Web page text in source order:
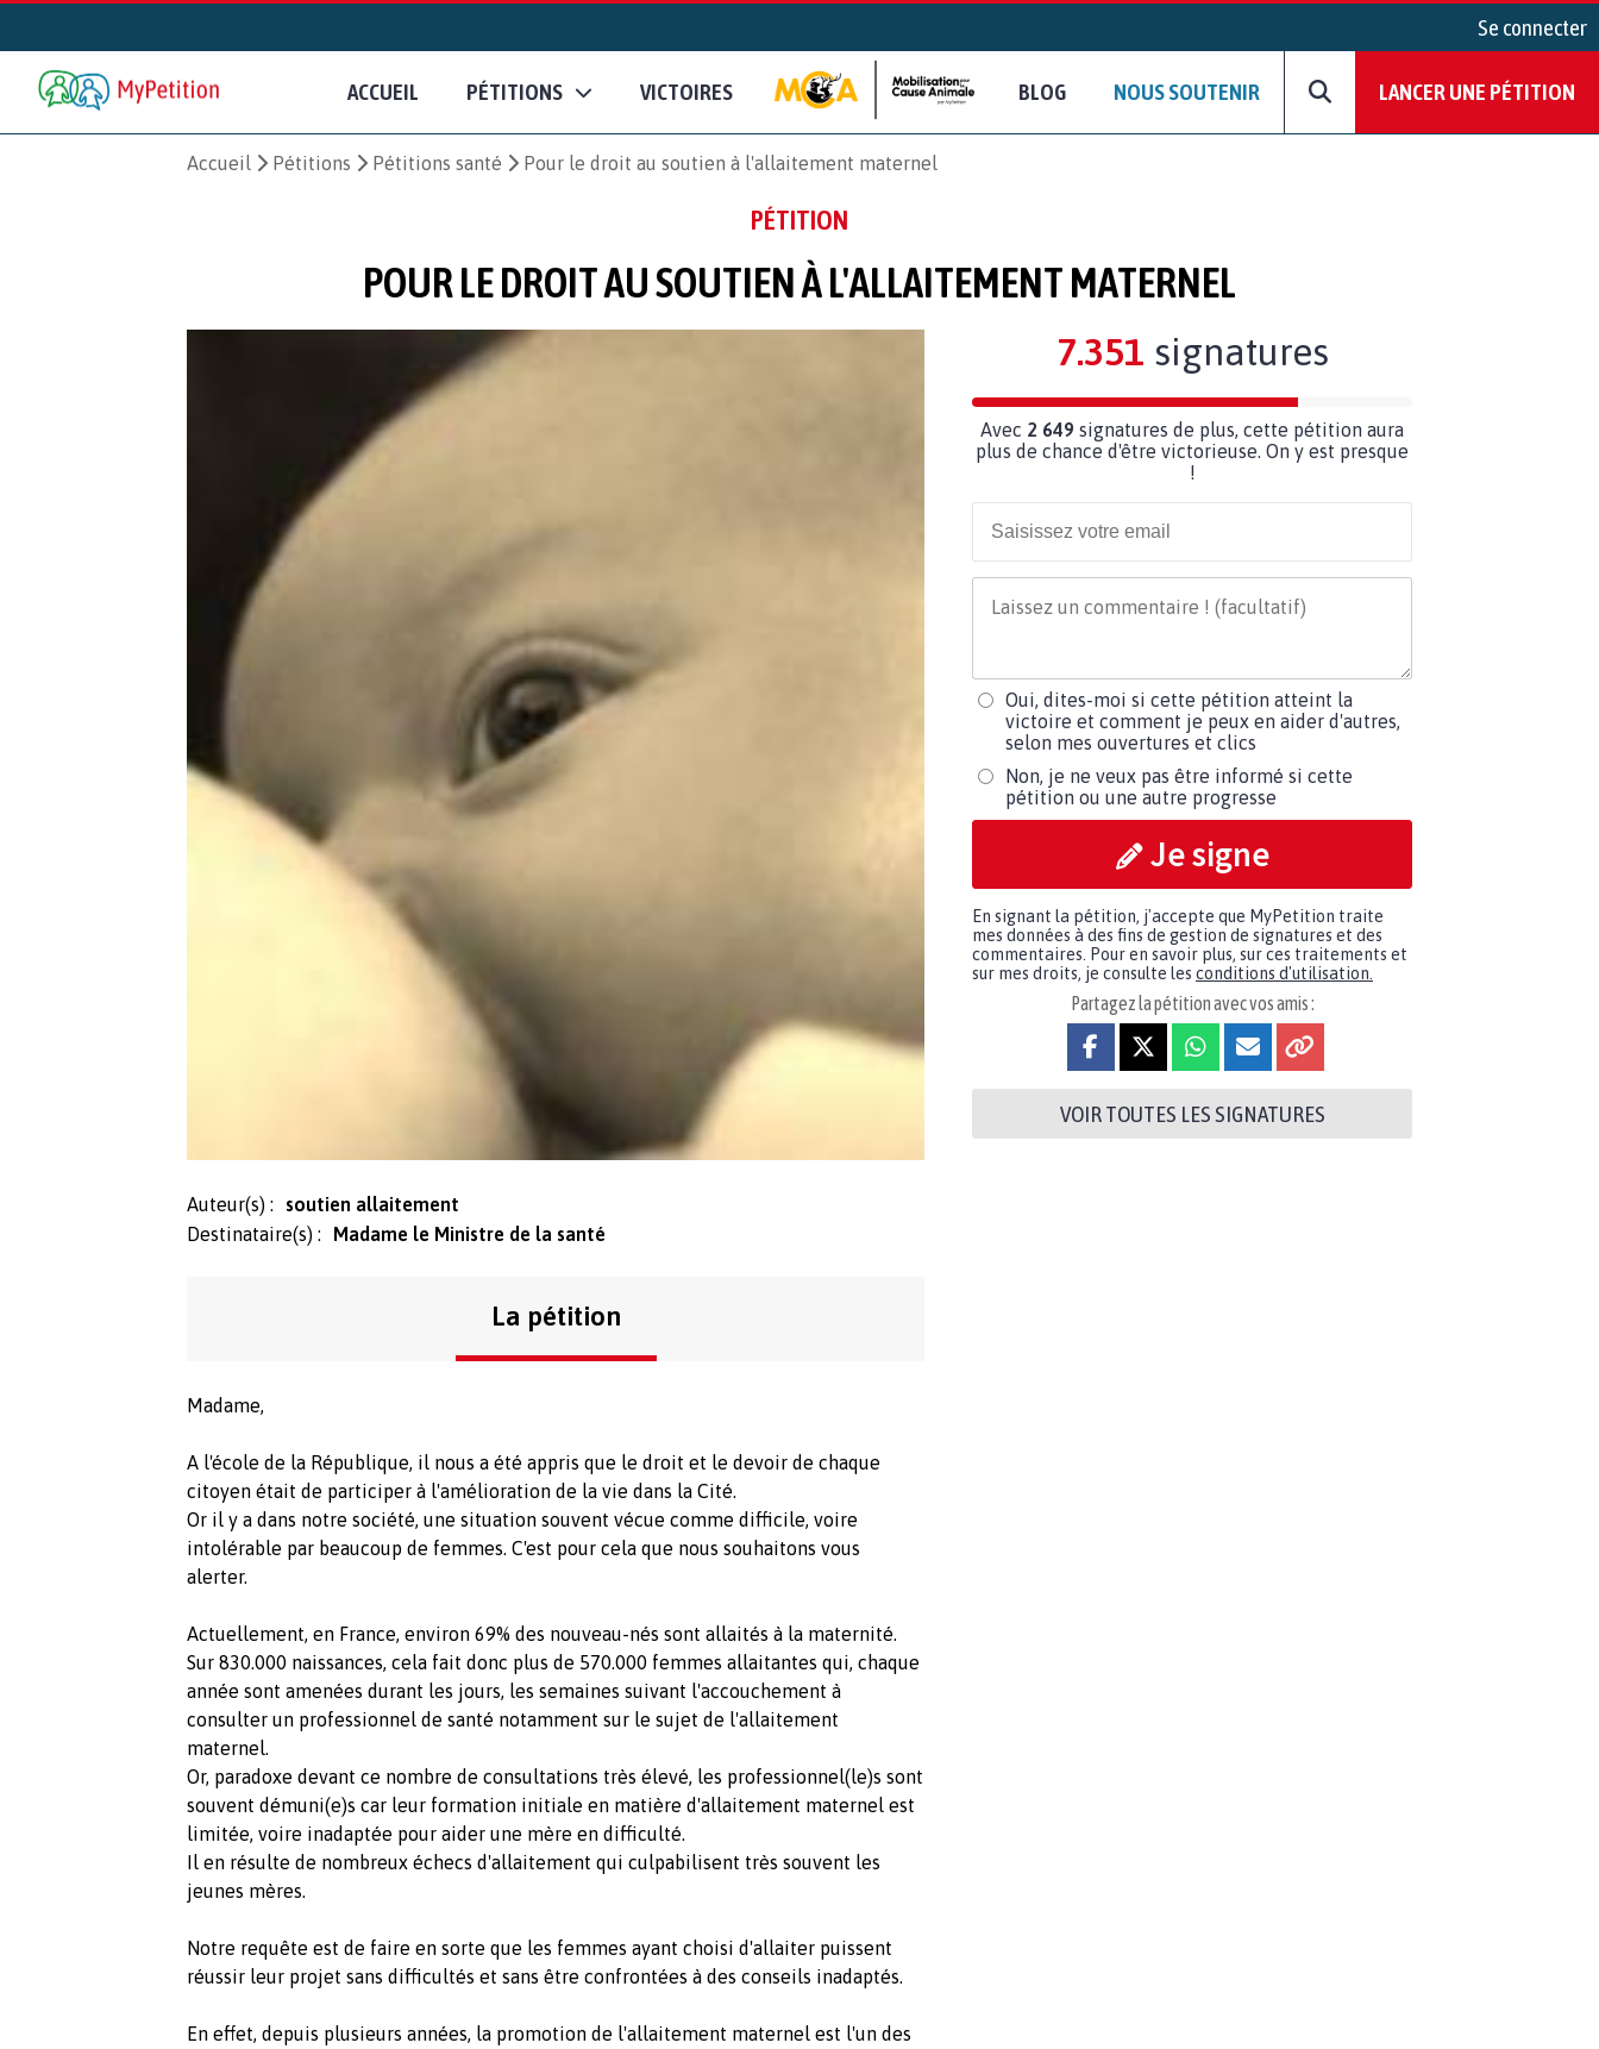
Se connecter
ACCUEIL PÉTITIONS VICTOIRES BLOG NOUS SOUTENIR LANCER UNE PÉTITION
Accueil Pétitions Pétitions santé Pour le droit au soutien à l'allaitement maternel
PÉTITION
POUR LE DROIT AU SOUTIEN À L'ALLAITEMENT MATERNEL
Auteur(s) :
soutien allaitement
Destinataire(s) :
Madame le Ministre de la santé
La pétition
Madame,
A l'école de la République, il nous a été appris que le droit et le devoir de chaque
citoyen était de participer à l'amélioration de la vie dans la Cité.
Or il y a dans notre société, une situation souvent vécue comme difficile, voire
intolérable par beaucoup de femmes. C'est pour cela que nous souhaitons vous
alerter.
Actuellement, en France, environ 69% des nouveau-nés sont allaités à la maternité.
Sur 830.000 naissances, cela fait donc plus de 570.000 femmes allaitantes qui, chaque
année sont amenées durant les jours, les semaines suivant l'accouchement à
consulter un professionnel de santé notamment sur le sujet de l'allaitement
maternel.
Or, paradoxe devant ce nombre de consultations très élevé, les professionnel(le)s sont
souvent démuni(e)s car leur formation initiale en matière d'allaitement maternel est
limitée, voire inadaptée pour aider une mère en difficulté.
Il en résulte de nombreux échecs d'allaitement qui culpabilisent très souvent les
jeunes mères.
Notre requête est de faire en sorte que les femmes ayant choisi d'allaiter puissent
réussir leur projet sans difficultés et sans être confrontées à des conseils inadaptés.
En effet, depuis plusieurs années, la promotion de l'allaitement maternel est l'un des
7.351 signatures
Avec 2 649 signatures de plus, cette pétition aura
plus de chance d'être victorieuse. On y est presque
!
Oui, dites-moi si cette pétition atteint la
victoire et comment je peux en aider d'autres,
selon mes ouvertures et clics
Non, je ne veux pas être informé si cette
pétition ou une autre progresse
Je signe
En signant la pétition, j'accepte que MyPetition traite
mes données à des fins de gestion de signatures et des
commentaires. Pour en savoir plus, sur ces traitements et
sur mes droits, je consulte les conditions d'utilisation.
Partagez la pétition avec vos amis :
VOIR TOUTES LES SIGNATURES